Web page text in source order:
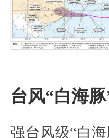
台风“白海
强台风级“白